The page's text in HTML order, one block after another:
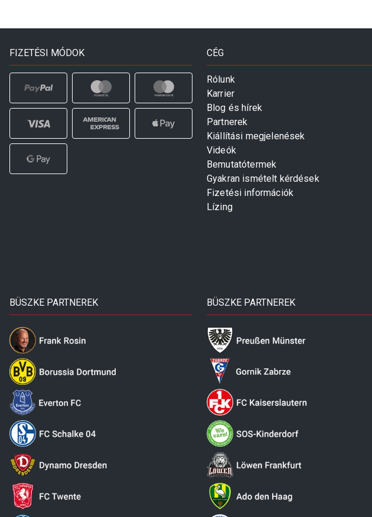
FIZETÉSI MÓDOK CÉG
Rólunk
Karrier
Blog és hírek
Partnerek
Kiállítási megjelenések
Videók
Bemutatótermek
Gyakran ismételt kérdések
Fizetési információk
Lízing
BÜSZKE PARTNEREK BÜSZKE PARTNEREK